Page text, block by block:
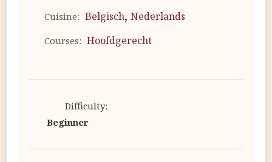
Cuisine: Belgisch, Nederlands
Courses: Hoofdgerecht
Difficulty:
Beginner